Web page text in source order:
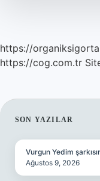
https://
https://cog.com.tr
SON YAZILAR
Vurgun Yedim
Ağustos 9, 2026